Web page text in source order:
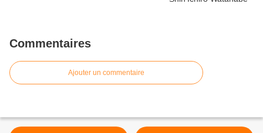
Commentaires
Ajouter un commentaire